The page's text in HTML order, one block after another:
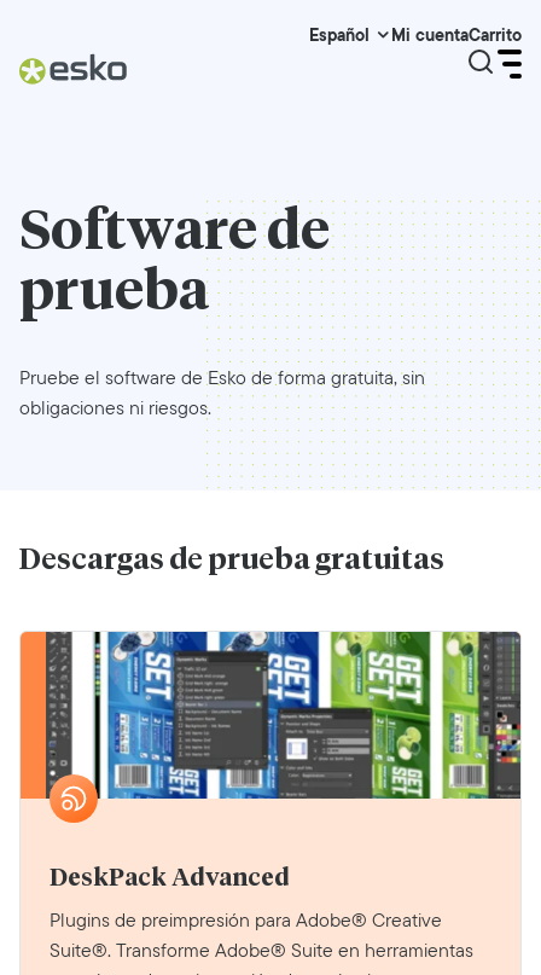
Español Mi cuentaCarrito
Software de
prueba
Pruebe el software de Esko de forma gratuita, sin
obligaciones ni riesgos.
Descargas de prueba gratuitas
DeskPack Advanced
Plugins de preimpresión para Adobe® Creative
Suite®. Transforme Adobe® Suite en herramientas